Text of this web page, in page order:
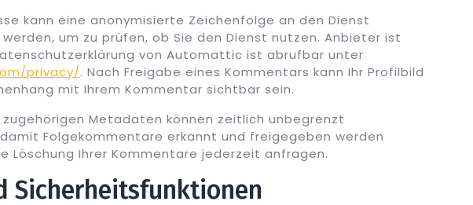
kann eine anonymisierte Zeichenfolge an den Dienst
um zu prüfen, ob Sie den Dienst nutzen. Anbieter ist
von Automattic ist abrufbar unter
privacy/. Nach Freigabe eines Kommentars kann Ihr Profilbild
mit Ihrem Kommentar sichtbar sein.
Metadaten können zeitlich unbegrenzt
Folgekommentare erkannt und freigegeben werden
Löschung Ihrer Kommentare jederzeit anfragen.
Sicherheitsfunktionen